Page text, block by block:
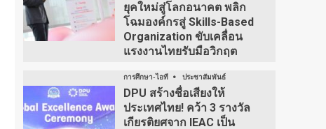
ยุคใหม่สู่โลกอนาคต พลิก
โฉมองค์กรสู่ Skills-Based
Organization ขับเคลื่อน
แรงงานไทยรับมือวิกฤต
การศึกษา-ไอที ประชาสัมพันธ์
DPU สร้างชื่อเสียงให้
ประเทศไทย! คว้า 3 รางวัล
เกียรติยศจาก IEAC เป็น